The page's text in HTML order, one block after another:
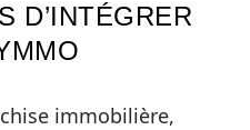
D’INTÉGRER
immobilière,